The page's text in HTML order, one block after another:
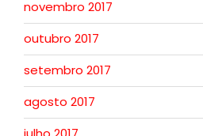
novembro 2017
outubro 2017
setembro 2017
agosto 2017